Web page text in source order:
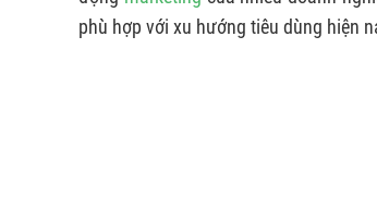
phù hợp với xu hướng tiêu dùng hiện